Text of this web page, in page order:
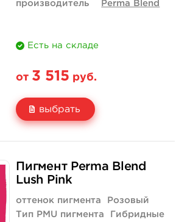
производитель Perma Blend
Есть на складе
от 3 515 руб.
выбрать
3 515 руб.
купить
Пигмент Perma Blend
Lush Pink
оттенок пигмента
Розовый
Тип PMU пигмента
Гибридные